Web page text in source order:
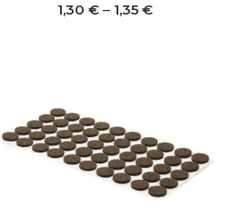
1,30€ – 1,35€